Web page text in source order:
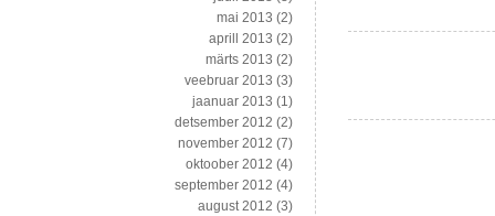
mai 2013 (2)
aprill 2013 (2)
märts 2013 (2)
veebruar 2013 (3)
jaanuar 2013 (1)
detsember 2012 (2)
november 2012 (7)
oktoober 2012 (4)
september 2012 (4)
august 2012 (3)